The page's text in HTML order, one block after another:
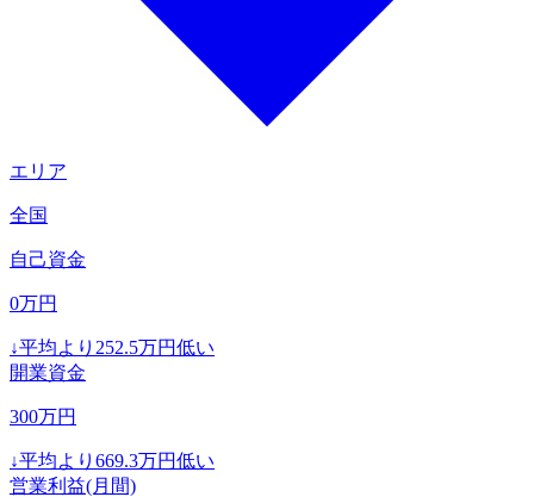
エリア
全国
自己資金
0万円
↓平均より 252.5万円低い
開業資金
300万円
↓平均より 669.3万円低い
営業利益(月間)